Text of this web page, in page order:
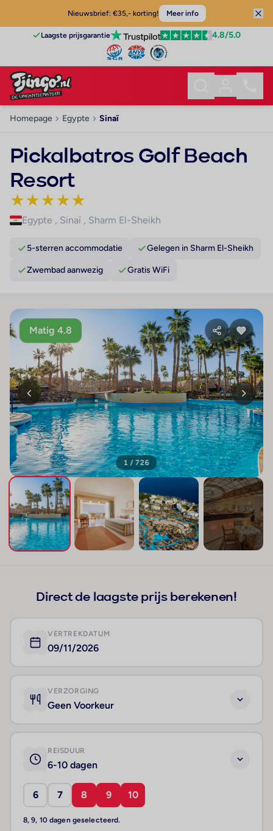
Nieuwsbrief: €35,- korting! Meer info
Laagste prijsgarantie 4.8/5.0
Homepage Egypte Sinaï
Pickalbatros Golf Beach
Resort
★★★★★
Egypte , Sinaï , Sharm El-Sheikh
5-sterren accommodatie Gelegen in Sharm El-Sheikh
Zwembad aanwezig Gratis WiFi
Matig 4.8
1 / 726
Direct de laagste prijs berekenen!
VERTREKDATUM
09/11/2026
VERZORGING
Geen Voorkeur
REISDUUR
6-10 dagen
6 7 8 9 10
8, 9, 10 dagen geselecteerd.